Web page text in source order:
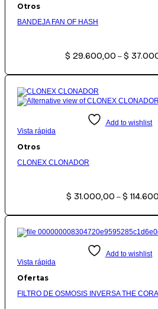
Otros
BANDEJA FAN OF HASH
$ 29.600,00 – $
Add to wishlist
Vista rápida
Otros
CLONEX CLONADOR
$ 31.000,00 – $
Add to wishlist
Vista rápida
Ofertas
FILTRO DE OSMOSIS INVERSA THE